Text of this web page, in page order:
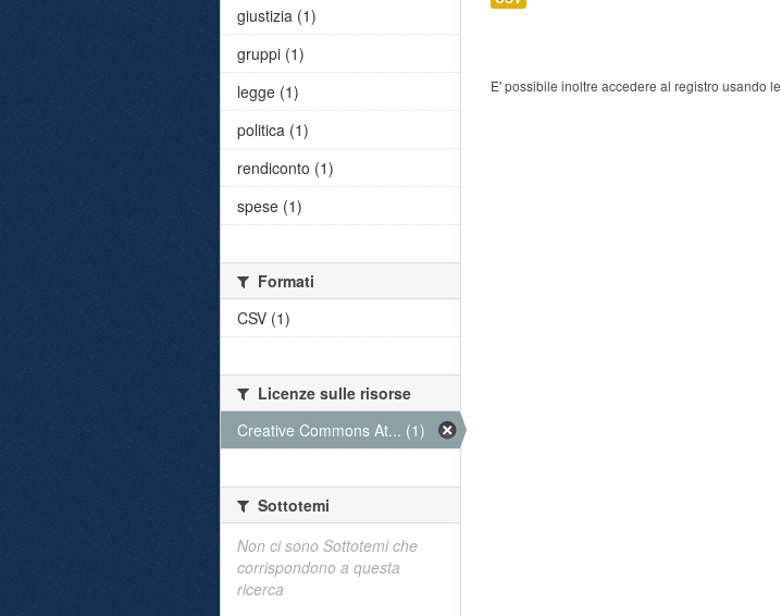
E' possibile inoltre accedere al registro usando le
giustizia (1)
gruppi (1)
legge (1)
politica (1)
rendiconto (1)
spese (1)
Formati
CSV (1)
Licenze sulle risorse
Creative Commons At... (1)
Sottotemi
Non ci sono Sottotemi che
corrispondono a questa
ricerca